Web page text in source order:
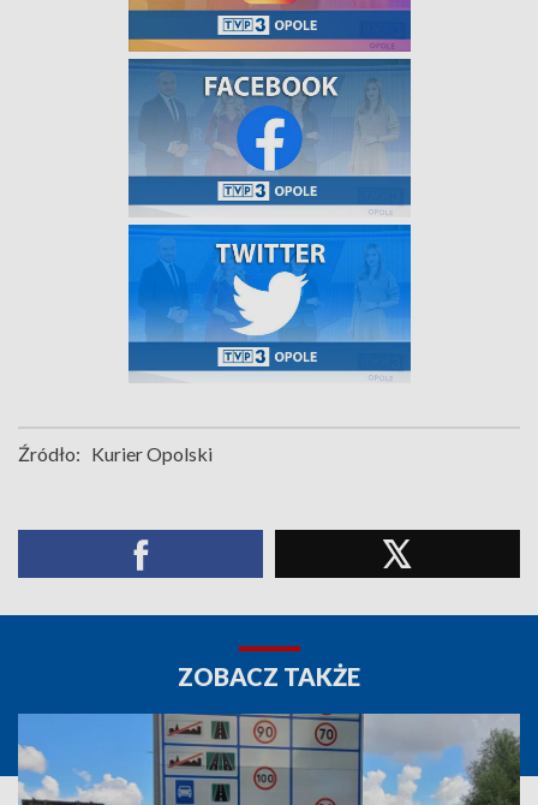
Źródło: Kurier Opolski
ZOBACZ TAKŻE